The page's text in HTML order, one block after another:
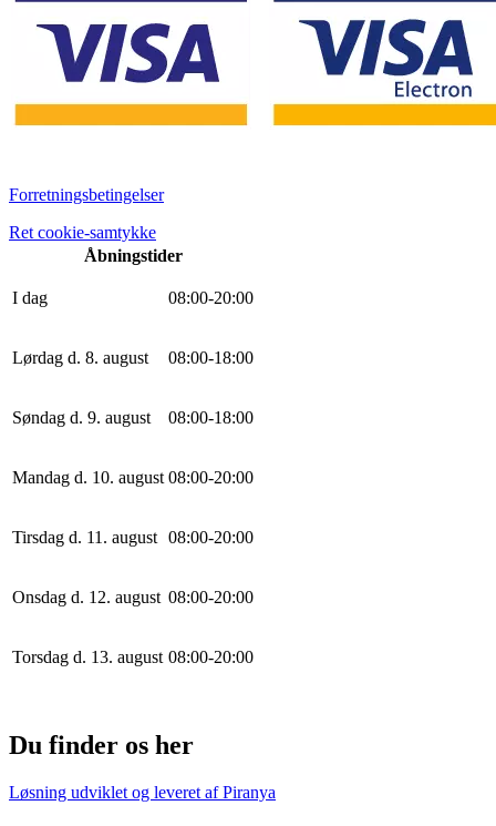
Forretningsbetingelser
Ret cookie-samtykke
Åbningstider
I dag 08:00-20:00
Lørdag d. 8. august 08:00-18:00
Søndag d. 9. august 08:00-18:00
Mandag d. 10. august 08:00-20:00
Tirsdag d. 11. august 08:00-20:00
Onsdag d. 12. august 08:00-20:00
Torsdag d. 13. august 08:00-20:00
Du finder os her
Løsning udviklet og leveret afPiranya